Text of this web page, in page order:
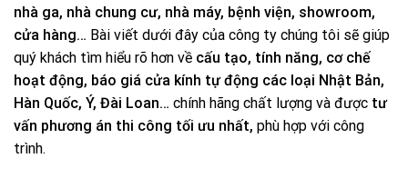
nhà ga, nhà chung cư, nhà máy, bệnh viện, showroom,
cửa hàng… Bài viết dưới đây của công ty chúng tôi sẽ giúp
quý khách tìm hiểu rõ hơn về cấu tạo, tính năng, cơ chế
hoạt động, báo giá cửa kính tự động các loại Nhật Bản,
Hàn Quốc, Ý, Đài Loan… chính hãng chất lượng và được tư
vấn phương án thi công tối ưu nhất, phù hợp với công
trình.